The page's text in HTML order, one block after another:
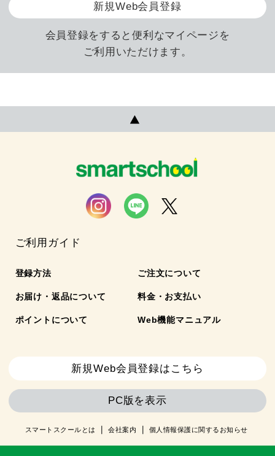
新規Web会員登録
会員登録をすると便利なマイページを
ご利用いただけます。
ご利用ガイド
登録方法 ご注文について
お届け・返品について 料金・お支払い
ポイントについて Web機能マニュアル
新規Web会員登録はこちら
PC版を表示
スマートスクールとは 会社案内 個人情報保護に関するお知らせ